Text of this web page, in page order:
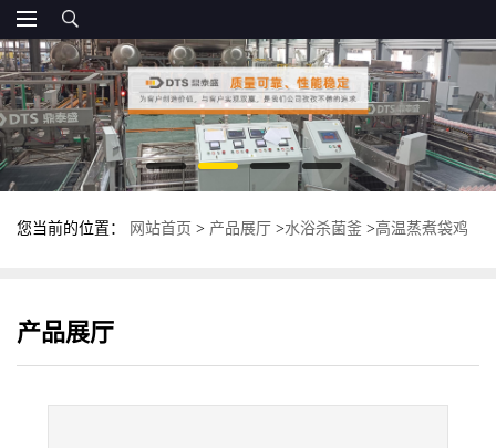
您当前的位置： 网站首页 > 产品展厅 >水浴杀菌釜 >高温蒸煮袋鸡
产品展厅